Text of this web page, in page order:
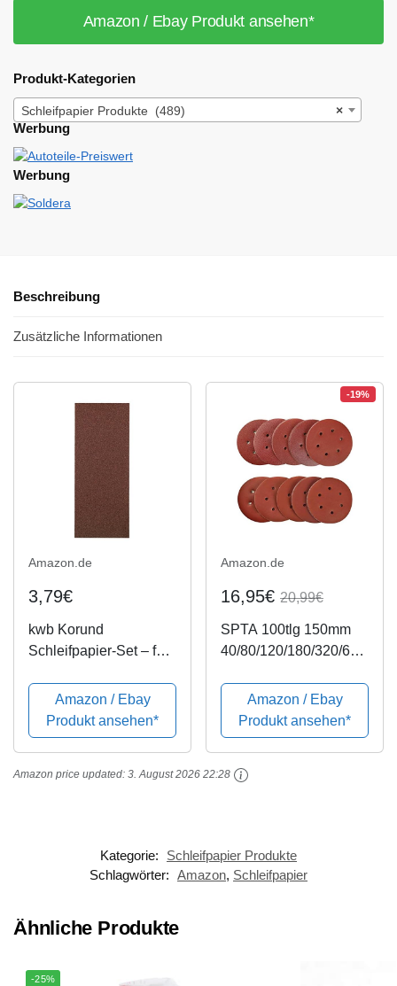
Amazon / Ebay Produkt ansehen*
Produkt-Kategorien
×
Schleifpapier Produkte (489)
Werbung
Werbung
Beschreibung
Zusätzliche Informationen
Amazon.de
3,79€
kwb Korund
Schleifpapier-Set – für
K 80, K 120, K 180,
115 mm x 280 m, für
Schwingschleifer (50
Stk. - Sparpack)
Amazon / Ebay
Produkt ansehen*
-19%
Amazon.de
16,95€ 20,99€
SPTA 100tlg 150mm
40/80/120/180/320/600
Schleifscheiben
Schleifpapiere
Exzenterschleifmaschi
nen Körnung, mit 6
Löchern für...
Amazon / Ebay
Produkt ansehen*
Amazon price updated: 3. August 2026 22:28
Kategorie:
Schleifpapier Produkte
Schlagwörter: Amazon, Schleifpapier
Ähnliche Produkte
-25%